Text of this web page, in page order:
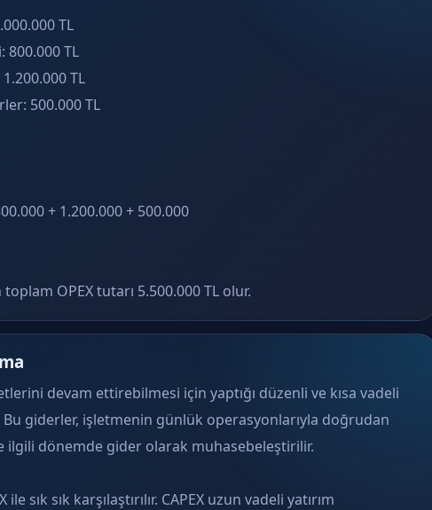
TL
800.000 TL
TL
500.000 TL
+ 1.200.000 + 500.000
OPEX tutarı 5.500.000 TL olur.
devam ettirebilmesi için yaptığı düzenli ve kısa vadeli
giderler, işletmenin günlük operasyonlarıyla doğrudan
ilgili dönemde gider olarak muhasebeleştirilir.
ile sık sık karşılaştırılır. CAPEX uzun vadeli yatırım